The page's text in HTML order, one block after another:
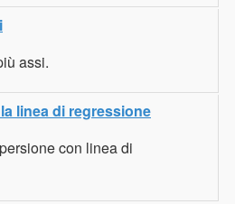
assi.
linea di regressione
con linea di